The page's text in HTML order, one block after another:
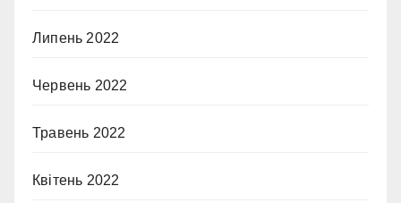
Липень 2022
Червень 2022
Травень 2022
Квітень 2022